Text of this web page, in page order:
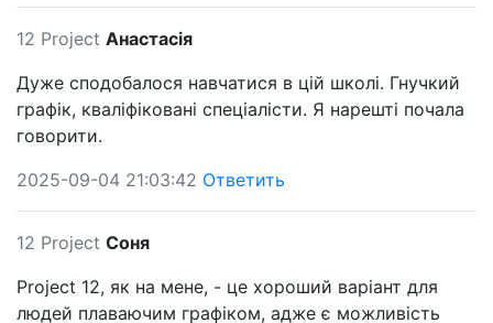
12 Project Анастасія
Дуже сподобалося навчатися в цій школі. Гнучкий
графік, кваліфіковані спеціалісти. Я нарешті почала
говорити.
2025-09-04 21:03:42 Ответить
12 Project Соня
Project 12, як на мене, - це хороший варіант для
людей плаваючим графіком, адже є можливість